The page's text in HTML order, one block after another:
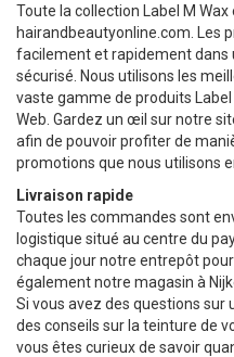
Toute la collection Label M
hairandbeautyonline.com. Les
facilement et rapidement
sécurisé. Nous utilisons les
vaste gamme de produits
Web. Gardez un œil sur notre
afin de pouvoir profiter de
promotions que nous utilisons
Livraison rapide
Toutes les commandes sont
logistique situé au centre du
chaque jour notre entrepôt
également notre magasin à
Si vous avez des questions sur
des conseils sur la teinture de
vous êtes curieux de savoir